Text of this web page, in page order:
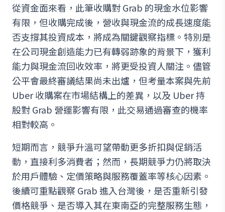
從資金面來看，此筆收購對 Grab 的現金水位影響
有限，但收購完成後，營收與現金流的成長速度能
否支撐其投資成本，將成為關鍵觀察指標。特別是
在公司現金創造能力已有轉弱跡象的背景下，獲利
能力與現金流回收效率，將更受投資人關注。儘管
公平會最終審議結果尚未出爐，但考量本案與先前
Uber 收購案在市場結構上的差異，以及 Uber 持
股對 Grab 營運影響有限，此交易通過審查的機率
相對較高。
短期而言，競爭升溫可望帶動更多折扣與促銷活
動，直接利多消費者；然而，長期競爭力仍將取決
於用戶體驗、定價策略與服務覆蓋率等核心因素。
後續可重點觀察 Grab 進入台灣後，是否重新引發
價格競爭、是否導入其在東南亞的完整服務生態，